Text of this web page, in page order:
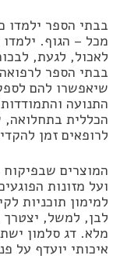
בבתי הספר ילמדו
מכל – הגוף.
לאכול, לגעת,
בבתי הספר
שיאפשרו להם
התנועה
הכללית
לרופאים זמן
המוצרים שבפיקוח
ועל מזונות
למימון תוכניות
לבן, למשל,
מלא. דג סלמון
איכותי יועדף על